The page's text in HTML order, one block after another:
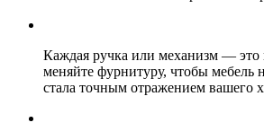
Каждая ручка или механизм —
меняйте фурнитуру, чтобы мебель
стала точным отражением вашего